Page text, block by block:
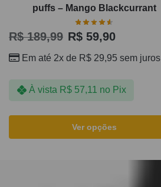
puffs – Mango Blackcurrant
R$189,99 R$ 59,90
Em até 2x de R$ 29,95 sem juros
À vista R$57,11 no Pix
Ver opções